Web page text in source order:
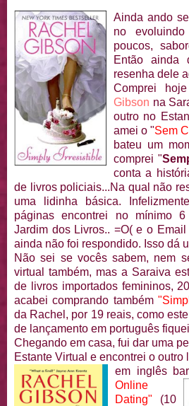
Ainda ando
no
poucos,
Então ainda
resenha dele
Comprei
Gibson na
outro no
amei o "Sem
bateu um
comprei "
conta a
de livros policiais...Na qual não
uma lidinha básica.
páginas encontrei no mínimo
Jardim dos Livros.. =O( e o
ainda não foi respondido. Isso dá
Não sei se vocês sabem, nem
virtual também, mas a Saraiva
de livros importados femininos,
acabei comprando também
da Rachel, por 19 reais, como
de lançamento em português
Chegando em casa, fui dar uma
Estante Virtual e encontrei o outro
em inglês
Online
Dating" (10